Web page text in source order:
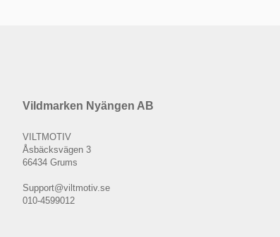
Vildmarken Nyängen AB
VILTMOTIV
Åsbäcksvägen 3
66434 Grums
Support@viltmotiv.se
010-4599012